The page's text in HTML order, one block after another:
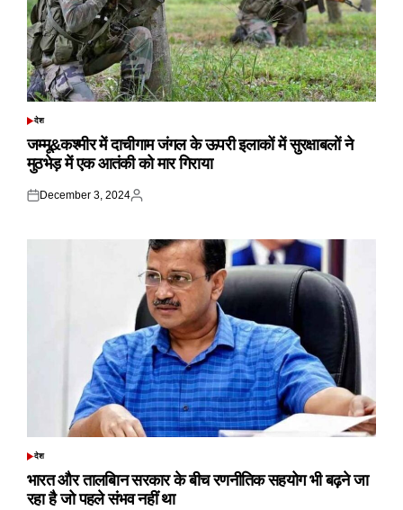
POSTED
देश
जम्मू&कश्मीर में दाचीगाम जंगल के ऊपरी इलाकों में सुरक्षाबलों ने
मुठभेड़ में एक आतंकी को मार गिराया
Posted
December 3, 2024
Posted
POSTED
देश
भारत और तालबिान सरकार के बीच रणनीतिक सहयोग भी बढ़ने जा
रहा है जो पहले संभव नहीं था